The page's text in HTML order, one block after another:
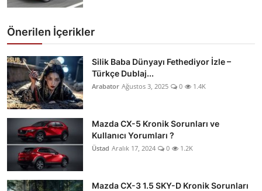
Önerilen İçerikler
Silik Baba Dünyayı Fethediyor İzle –
Türkçe Dublaj...
Arabator Ağustos 3, 2025 0 1.4K
Mazda CX-5 Kronik Sorunları ve
Kullanıcı Yorumları ?
Üstad Aralık 17, 2024 0 1.2K
Mazda CX-3 1.5 SKY-D Kronik Sorunları